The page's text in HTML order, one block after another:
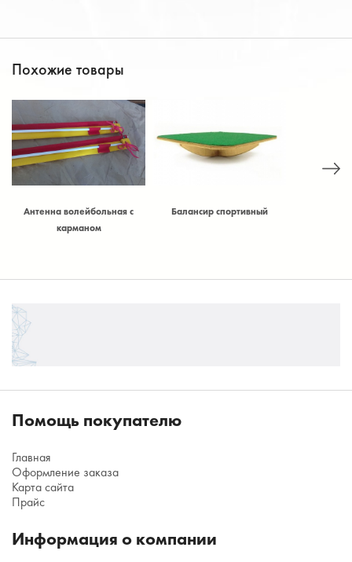
Похожие товары
Антенна волейбольная с
карманом
Балансир спортивный
Помощь покупателю
Главная
Оформление заказа
Карта сайта
Прайс
Информация о компании